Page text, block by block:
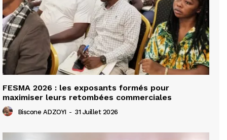
FESMA 2026 : les exposants formés pour
maximiser leurs retombées commerciales
Biscone ADZOYI - 31 Juillet 2026